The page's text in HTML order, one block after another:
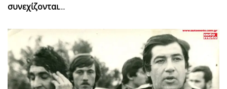
συνεχίζονται…